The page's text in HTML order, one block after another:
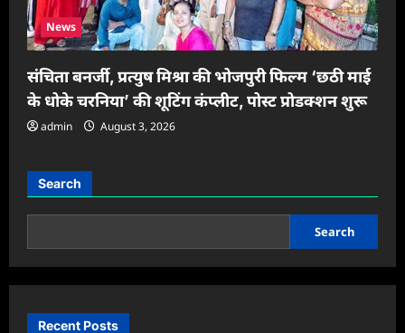
News
संचिता बनर्जी, प्रत्युष मिश्रा की भोजपुरी फिल्म ‘छठी माई
के धोके चरनिया’ की शूटिंग कंप्लीट, पोस्ट प्रोडक्शन शुरू
admin August 3, 2026
Search
Search
Recent Posts